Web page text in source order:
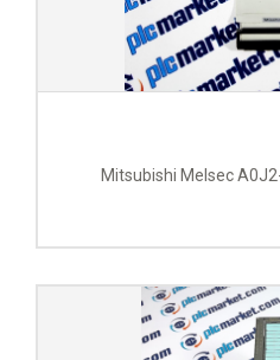
Mitsubishi Melsec